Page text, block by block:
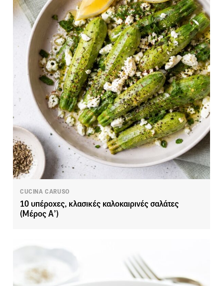
CUCINA CARUSO
10 υπέροχες, κλασικές καλοκαιρινές σαλάτες
(Μέρος Α’)